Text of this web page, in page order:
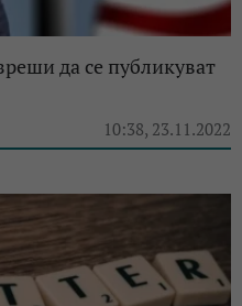
да се публикуват
10:38, 23.11.2022